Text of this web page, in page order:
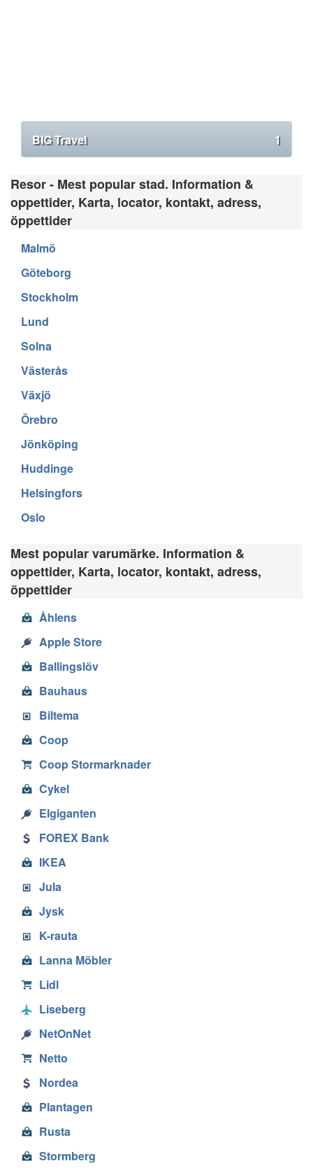
BIG Travel 1
Resor - Mest popular stad. Information &
oppettider, Karta, locator, kontakt, adress,
öppettider
Malmö
Göteborg
Stockholm
Lund
Solna
Västerås
Växjö
Örebro
Jönköping
Huddinge
Helsingfors
Oslo
Mest popular varumärke. Information &
oppettider, Karta, locator, kontakt, adress,
öppettider
Åhlens
Apple Store
Ballingslöv
Bauhaus
Biltema
Coop
Coop Stormarknader
Cykel
Elgiganten
FOREX Bank
IKEA
Jula
Jysk
K-rauta
Lanna Möbler
Lidl
Liseberg
NetOnNet
Netto
Nordea
Plantagen
Rusta
Stormberg